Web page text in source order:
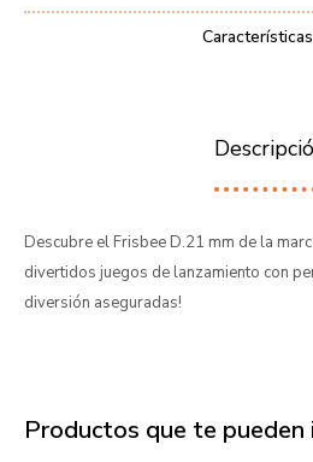
Características
Descubre el Frisbee D.21 mm de la
divertidos juegos de lanzamiento con
diversión aseguradas!
Productos que te pueden